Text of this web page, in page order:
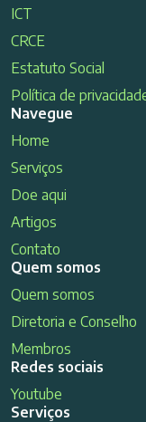
ICT
CRCE
Estatuto Social
Política de
Navegue
Home
Serviços
Doe aqui
Artigos
Contato
Quem somos
Quem somos
Diretoria e Conselho
Membros
Redes sociais
Youtube
Serviços